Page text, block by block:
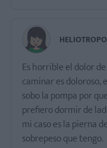
Es horrible el dolor
caminar es doloroso,
sobo la pompa por
prefiero dormir de
mi caso es la pierna
sobrepeso que tengo.